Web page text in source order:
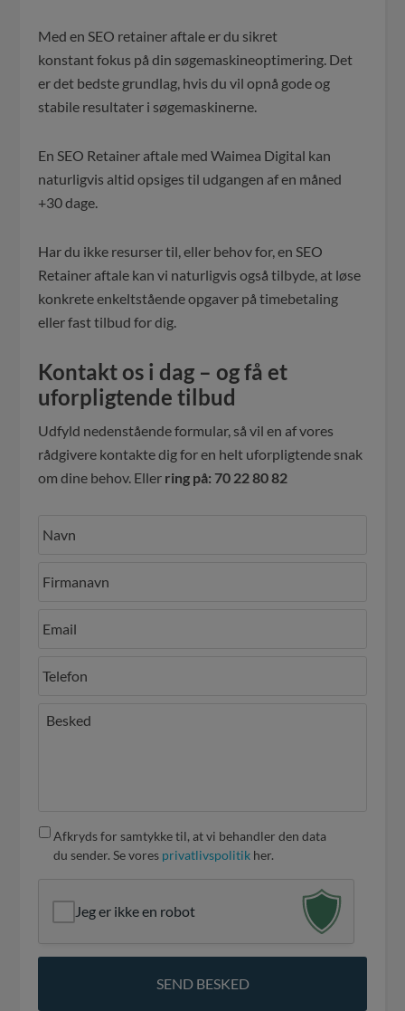
Med en SEO retainer aftale er du sikret
konstant fokus på din søgemaskineoptimering. Det
er det bedste grundlag, hvis du vil opnå gode og
stabile resultater i søgemaskinerne.
En SEO Retainer aftale med Waimea Digital kan
naturligvis altid opsiges til udgangen af en måned
+30 dage.
Har du ikke resurser til, eller behov for, en SEO
Retainer aftale kan vi naturligvis også tilbyde, at løse
konkrete enkeltstående opgaver på timebetaling
eller fast tilbud for dig.
Kontakt os i dag – og få et
uforpligtende tilbud
Udfyld nedenstående formular, så vil en af vores
rådgivere kontakte dig for en helt uforpligtende snak
om dine behov. Eller ring på: 70 22 80 82
Afkryds for samtykke til, at vi behandler den data
du sender. Se vores privatlivspolitik her.
Jeg er ikke en robot